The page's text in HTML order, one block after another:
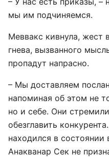
мы им подчиняемся.
Меввакс кивнула,
гнева, вызванного
пропадут напрасно.
– Мы доставляем
напоминая об этом не
но и себе. Они
обезглавить
находился в
Анакванар Сек не